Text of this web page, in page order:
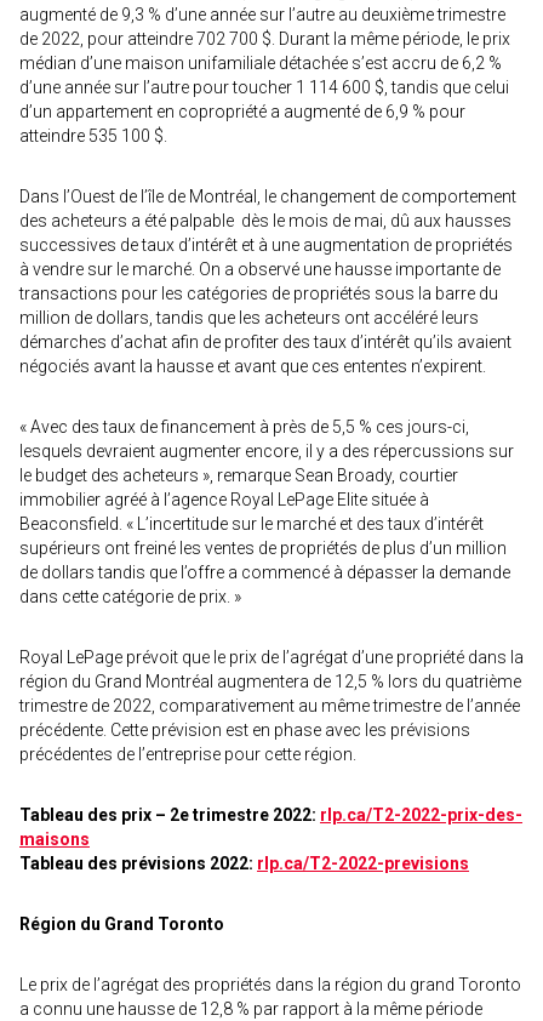
augmenté de 9,3 % d’une année sur l’autre au deuxième trimestre
de 2022, pour atteindre 702 700 $. Durant la même période, le prix
médian d’une maison unifamiliale détachée s’est accru de 6,2 %
d’une année sur l’autre pour toucher 1 114 600 $, tandis que celui
d’un appartement en copropriété a augmenté de 6,9 % pour
atteindre 535 100 $.
Dans l’Ouest de l’île de Montréal, le changement de comportement
des acheteurs a été palpable dès le mois de mai, dû aux hausses
successives de taux d’intérêt et à une augmentation de propriétés
à vendre sur le marché. On a observé une hausse importante de
transactions pour les catégories de propriétés sous la barre du
million de dollars, tandis que les acheteurs ont accéléré leurs
démarches d’achat afin de profiter des taux d’intérêt qu’ils avaient
négociés avant la hausse et avant que ces ententes n’expirent.
« Avec des taux de financement à près de 5,5 % ces jours-ci,
lesquels devraient augmenter encore, il y a des répercussions sur
le budget des acheteurs », remarque Sean Broady, courtier
immobilier agréé à l’agence Royal LePage Elite située à
Beaconsfield. « L’incertitude sur le marché et des taux d’intérêt
supérieurs ont freiné les ventes de propriétés de plus d’un million
de dollars tandis que l’offre a commencé à dépasser la demande
dans cette catégorie de prix. »
Royal LePage prévoit que le prix de l’agrégat d’une propriété dans la
région du Grand Montréal augmentera de 12,5 % lors du quatrième
trimestre de 2022, comparativement au même trimestre de l’année
précédente. Cette prévision est en phase avec les prévisions
précédentes de l’entreprise pour cette région.
Tableau des prix – 2e trimestre 2022: rlp.ca/T2-2022-prix-des-
maisons
Tableau des prévisions 2022: rlp.ca/T2-2022-previsions
Région du Grand Toronto
Le prix de l’agrégat des propriétés dans la région du grand Toronto
a connu une hausse de 12,8 % par rapport à la même période